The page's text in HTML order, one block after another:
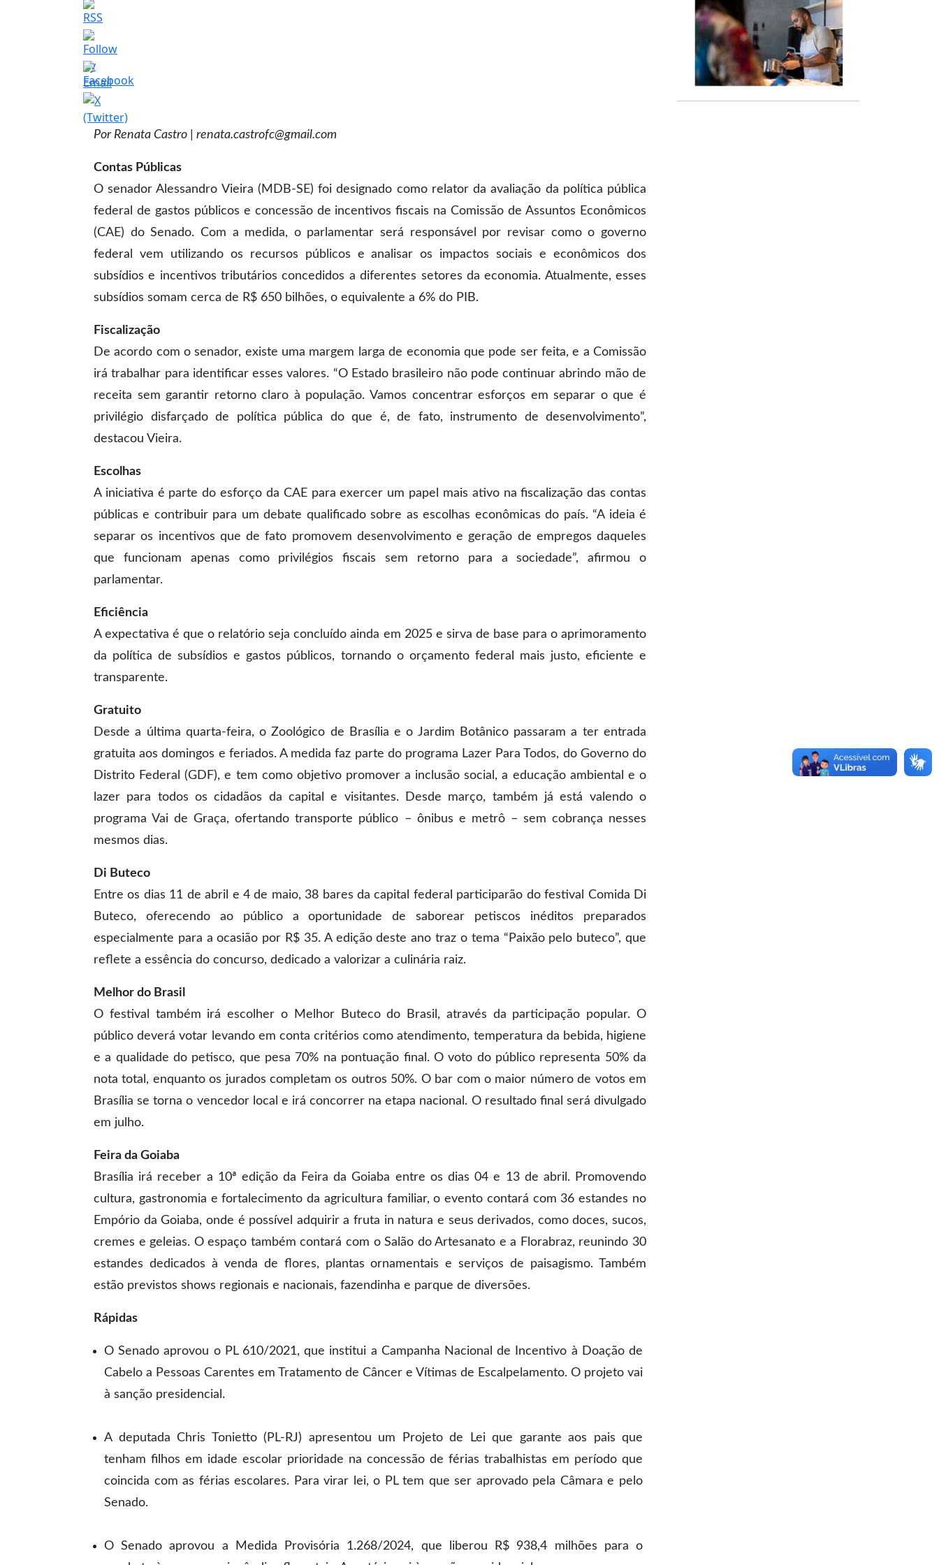
Por Renata Castro | renata.castrofc@gmail.com
Contas Públicas
O senador Alessandro Vieira (MDB-SE) foi designado como relator da avaliação da política pública
federal de gastos públicos e concessão de incentivos fiscais na Comissão de Assuntos Econômicos
(CAE) do Senado. Com a medida, o parlamentar será responsável por revisar como o governo
federal vem utilizando os recursos públicos e analisar os impactos sociais e econômicos dos
subsídios e incentivos tributários concedidos a diferentes setores da economia. Atualmente, esses
subsídios somam cerca de R$ 650 bilhões, o equivalente a 6% do PIB.
Fiscalização
De acordo com o senador, existe uma margem larga de economia que pode ser feita, e a Comissão
irá trabalhar para identificar esses valores. “O Estado brasileiro não pode continuar abrindo mão de
receita sem garantir retorno claro à população. Vamos concentrar esforços em separar o que é
privilégio disfarçado de política pública do que é, de fato, instrumento de desenvolvimento”,
destacou Vieira.
Escolhas
A iniciativa é parte do esforço da CAE para exercer um papel mais ativo na fiscalização das contas
públicas e contribuir para um debate qualificado sobre as escolhas econômicas do país. “A ideia é
separar os incentivos que de fato promovem desenvolvimento e geração de empregos daqueles
que funcionam apenas como privilégios fiscais sem retorno para a sociedade”, afirmou o
parlamentar.
Eficiência
A expectativa é que o relatório seja concluído ainda em 2025 e sirva de base para o aprimoramento
da política de subsídios e gastos públicos, tornando o orçamento federal mais justo, eficiente e
transparente.
Gratuito
Desde a última quarta-feira, o Zoológico de Brasília e o Jardim Botânico passaram a ter entrada
gratuita aos domingos e feriados. A medida faz parte do programa Lazer Para Todos, do Governo do
Distrito Federal (GDF), e tem como objetivo promover a inclusão social, a educação ambiental e o
lazer para todos os cidadãos da capital e visitantes. Desde março, também já está valendo o
programa Vai de Graça, ofertando transporte público – ônibus e metrô – sem cobrança nesses
mesmos dias.
Di Buteco
Entre os dias 11 de abril e 4 de maio, 38 bares da capital federal participarão do festival Comida Di
Buteco, oferecendo ao público a oportunidade de saborear petiscos inéditos preparados
especialmente para a ocasião por R$ 35. A edição deste ano traz o tema “Paixão pelo buteco”, que
reflete a essência do concurso, dedicado a valorizar a culinária raiz.
Melhor do Brasil
O festival também irá escolher o Melhor Buteco do Brasil, através da participação popular. O
público deverá votar levando em conta critérios como atendimento, temperatura da bebida, higiene
e a qualidade do petisco, que pesa 70% na pontuação final. O voto do público representa 50% da
nota total, enquanto os jurados completam os outros 50%. O bar com o maior número de votos em
Brasília se torna o vencedor local e irá concorrer na etapa nacional. O resultado final será divulgado
em julho.
Feira da Goiaba
Brasília irá receber a 10ª edição da Feira da Goiaba entre os dias 04 e 13 de abril. Promovendo
cultura, gastronomia e fortalecimento da agricultura familiar, o evento contará com 36 estandes no
Empório da Goiaba, onde é possível adquirir a fruta in natura e seus derivados, como doces, sucos,
cremes e geleias. O espaço também contará com o Salão do Artesanato e a Florabraz, reunindo 30
estandes dedicados à venda de flores, plantas ornamentais e serviços de paisagismo. Também
estão previstos shows regionais e nacionais, fazendinha e parque de diversões.
Rápidas
O Senado aprovou o PL 610/2021, que institui a Campanha Nacional de Incentivo à Doação de
Cabelo a Pessoas Carentes em Tratamento de Câncer e Vítimas de Escalpelamento. O projeto vai
à sanção presidencial.
A deputada Chris Tonietto (PL-RJ) apresentou um Projeto de Lei que garante aos pais que
tenham filhos em idade escolar prioridade na concessão de férias trabalhistas em período que
coincida com as férias escolares. Para virar lei, o PL tem que ser aprovado pela Câmara e pelo
Senado.
O Senado aprovou a Medida Provisória 1.268/2024, que liberou R$ 938,4 milhões para o